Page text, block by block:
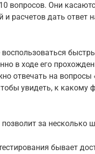
вопросов. Они
и расчетов дать ответ
в ходе его
отвечать на вопросы
увидеть, к какому
позволит за
бывает